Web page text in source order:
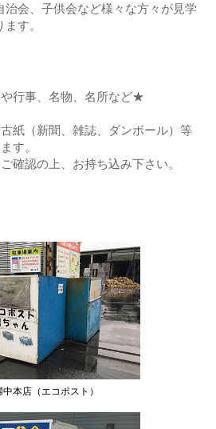
治会、子供会など様々な方々が見学
す。
⾏事、名物、名所など★
紙（新聞、雑誌、ダンボール）等
す。
確認の上、お持ち込み下さい。
本店（エコポスト）